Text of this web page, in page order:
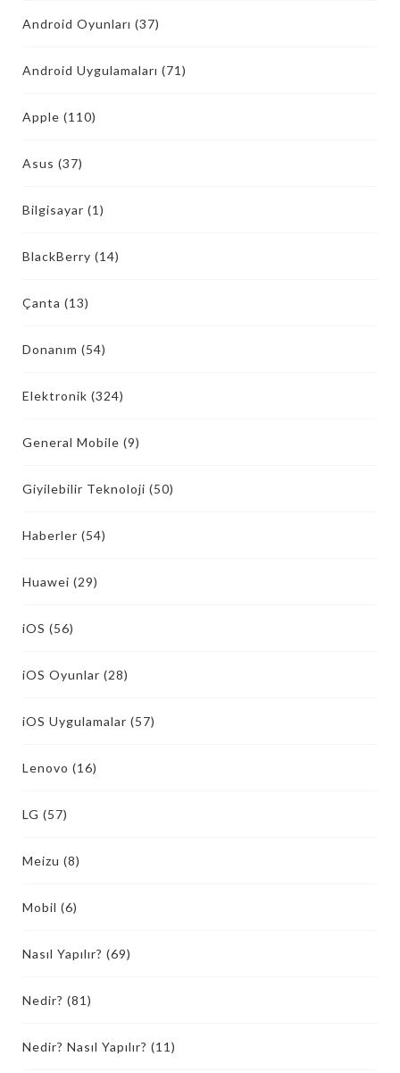
Android Oyunları (37)
Android Uygulamaları (71)
Apple (110)
Asus (37)
Bilgisayar (1)
BlackBerry (14)
Çanta (13)
Donanım (54)
Elektronik (324)
General Mobile (9)
Giyilebilir Teknoloji (50)
Haberler (54)
Huawei (29)
iOS (56)
iOS Oyunlar (28)
iOS Uygulamalar (57)
Lenovo (16)
LG (57)
Meizu (8)
Mobil (6)
Nasıl Yapılır? (69)
Nedir? (81)
Nedir? Nasıl Yapılır? (11)